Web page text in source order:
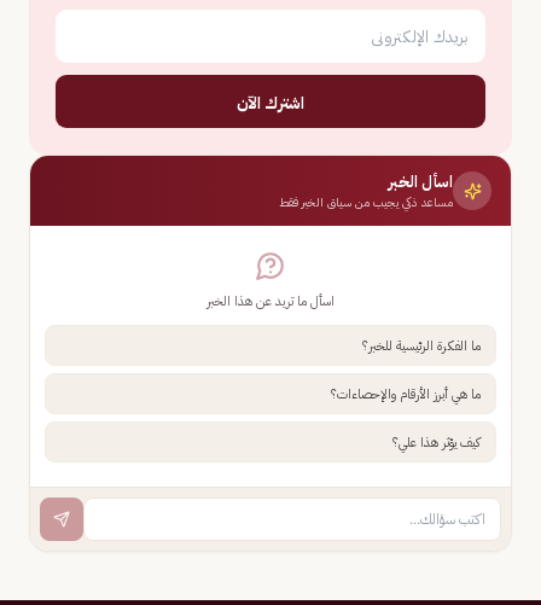
اشترك الآن
اسأل الخبر
مساعد ذكي يجيب من سياق الخبر فقط
اسأل ما تريد عن هذا الخبر
ما الفكرة الرئيسية للخبر؟
ما هي أبرز الأرقام والإحصاءات؟
كيف يؤثر هذا علي؟